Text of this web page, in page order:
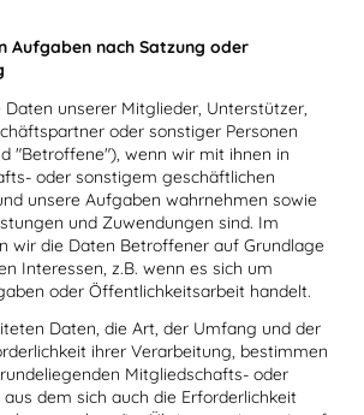
Aufgaben nach Satzung oder
unserer Mitglieder, Unterstützer,
oder sonstiger Personen
"Betroffene"), wenn wir mit ihnen in
oder sonstigem geschäftlichen
unsere Aufgaben wahrnehmen sowie
und Zuwendungen sind. Im
wir die Daten Betroffener auf Grundlage
Interessen, z.B. wenn es sich um
oder Öffentlichkeitsarbeit handelt.
Daten, die Art, der Umfang und der
ihrer Verarbeitung, bestimmen
Mitgliedschafts- oder
dem sich auch die Erforderlichkeit